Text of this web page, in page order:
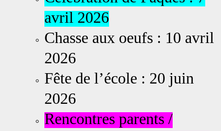
avril 2026
Chasse aux oeufs : 10 avril
2026
Fête de l’école : 20 juin
2026
Rencontres parents /